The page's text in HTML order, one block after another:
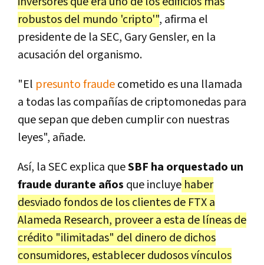
robustos del mundo 'cripto'", afirma el
presidente de la SEC, Gary Gensler, en la
acusación del organismo.
"El presunto fraudecometido es una llamada
a todas las compañías de criptomonedas para
que sepan que deben cumplir con nuestras
leyes", añade.
Así, la SEC explica queSBF ha orquestado un
fraude durante años que incluye haber
desviado fondos de los clientes de FTX a
Alameda Research, proveer a esta de líneas de
crédito "ilimitadas" del dinero de dichos
consumidores, establecer dudosos vínculos